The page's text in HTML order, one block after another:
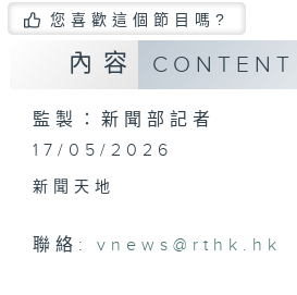
您喜歡這個節目嗎?
內容 CONTENT
監製：新聞部記者
17/05/2026
新聞天地
聯絡:vnews@rthk.hk